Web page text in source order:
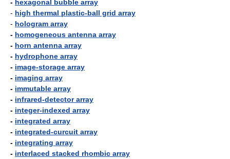
- hexagonal bubble array
- high thermal plastic-ball grid array
- hologram array
- homogeneous antenna array
- horn antenna array
- hydrophone array
- image-storage array
- imaging array
- immutable array
- infrared-detector array
- integer-indexed array
- integrated array
- integrated-curcuit array
- integrating array
- interlaced stacked rhombic array